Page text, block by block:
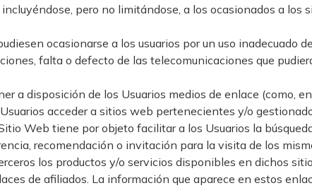
pero no limitándose, a los ocasionados a los
ocasionarse a los usuarios por un uso inadecuado
falta o defecto de las telecomunicaciones que
a disposición de los Usuarios medios de enlace (como,
acceder a sitios web pertenecientes y/o
Web tiene por objeto facilitar a los Usuarios la
recomendación o invitación para la visita de los
los productos y/o servicios disponibles en dichos
de afiliados. La información que aparece en estos